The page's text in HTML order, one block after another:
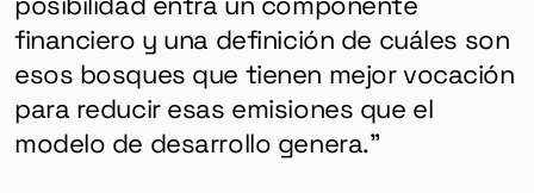
financiero y una definición de cuáles son
esos bosques que tienen mejor vocación
para reducir esas emisiones que el
modelo de desarrollo genera.”